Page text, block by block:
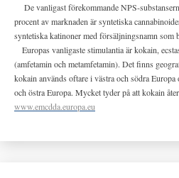
De vanligast förekommande NPS-
procent av marknaden är syntetiska
syntetiska katinoner med försäljningsnamn som
Europas vanligaste stimulantia är kokain,
(amfetamin och metamfetamin). Det finns
kokain används oftare i västra och södra
och östra Europa. Mycket tyder på att kokain
www.emcdda.europa.eu